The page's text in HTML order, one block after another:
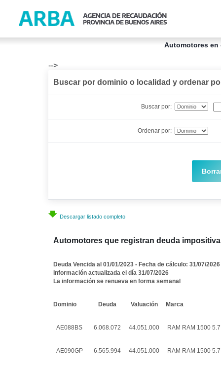
Automotores
-->
Buscar por dominio o localidad y ordenar
Buscar por:
Ordenar por:
Descargar listado completo
Automotores que registran deuda impositiva
Deuda Vencida al 01/01/2023 - Fecha de cálculo: 31/07/2026
Información actualizada el día 31/07/2026
La información se renueva en forma semanal
Dominio Deuda Valuación Marca
AE088BS 6.068.072 44.051.000 RAM RAM 1500
AE090GP 6.565.994 44.051.000 RAM RAM 1500